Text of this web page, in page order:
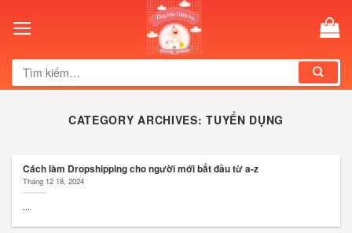
Tìm
kiếm:
CATEGORY ARCHIVES:TUYỂN DỤNG
Cách làm Dropshipping cho người mới bắt đầu từ a-z
Tháng 12 18, 2024
...